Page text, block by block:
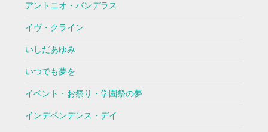
アントニオ・バンデラス
イヴ・クライン
いしだあゆみ
いつでも夢を
イベント・お祭り・学園祭の夢
インデペンデンス・デイ